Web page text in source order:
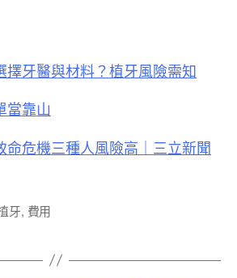
擇牙醫與材料？植牙風險需知
當靠山
命危機三種人風險高｜三立新聞
牙, 費用